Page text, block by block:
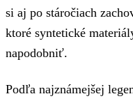
si aj po stáročiach
ktoré syntetické
napodobniť.
Podľa najznámejšej